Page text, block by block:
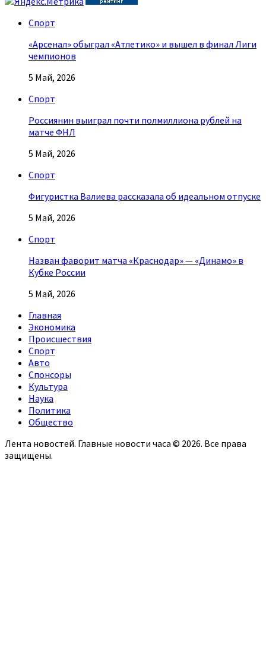
Спорт
«Арсенал» обыграл «Атлетико» и вышел в финал Лиги
чемпионов
5 Май, 2026
Спорт
Россиянин выиграл почти полмиллиона рублей на
матче ФНЛ
5 Май, 2026
Спорт
Фигуристка Валиева рассказала об идеальном отпуске
5 Май, 2026
Спорт
Назван фаворит матча «Краснодар» — «Динамо» в
Кубке России
5 Май, 2026
Главная
Экономика
Происшествия
Спорт
Авто
Спонсоры
Культура
Наука
Политика
Общество
Лента новостей. Главные новости часа © 2026. Все права
защищены.